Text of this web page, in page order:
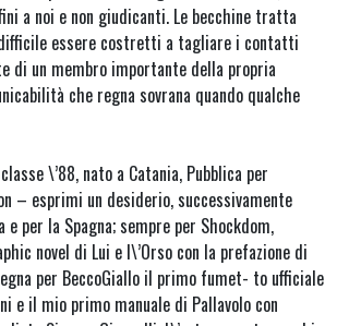
a noi e non giudicanti. Le becchine tratta
essere costretti a tagliare i contatti
di un membro importante della propria
che regna sovrana quando qualche
\’88, nato a Catania, Pubblica per
– esprimi un desiderio, successivamente
per la Spagna; sempre per Shockdom,
novel di Lui e l\’Orso con la prefazione di
per BeccoGiallo il primo fumet- to ufficiale
e il mio primo manuale di Pallavolo con